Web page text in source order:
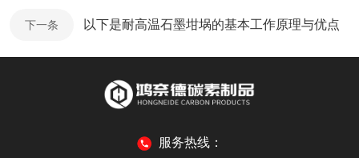
下一条 以下是耐高温石墨坩埚的基本工作原理与优点
服务热线：